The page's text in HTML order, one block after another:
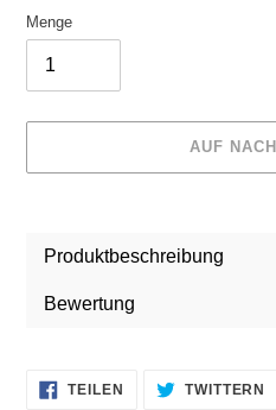
Menge
AUF
zum
hinzugefügt
Produktbeschreibung
Bewertung
TEILEN
FACEBOOK
TWITTERN